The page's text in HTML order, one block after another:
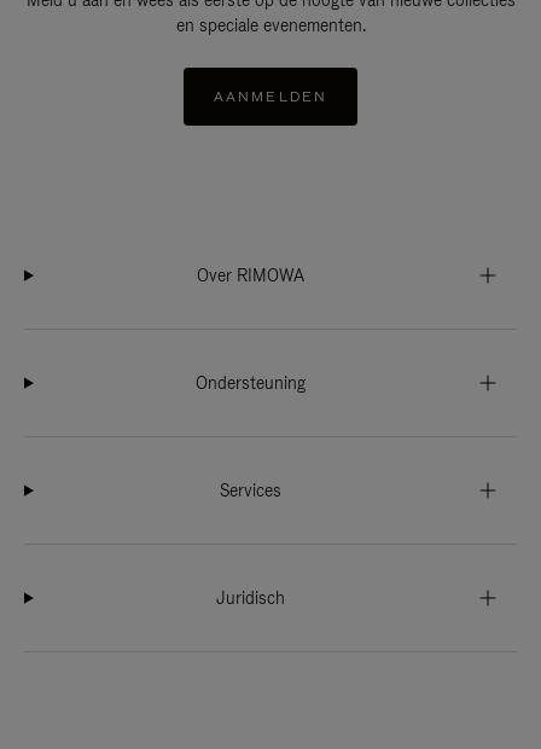
en speciale evenementen.
AANMELDEN
Over RIMOWA
Ondersteuning
Services
Juridisch